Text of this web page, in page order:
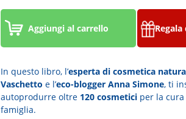
Aggiungi al carrello
In questo libro, l’esperta di cosmetica
Vaschetto e l’eco-blogger Anna Simone, ti
autoprodurre oltre 120 cosmeticiper la cura
famiglia.